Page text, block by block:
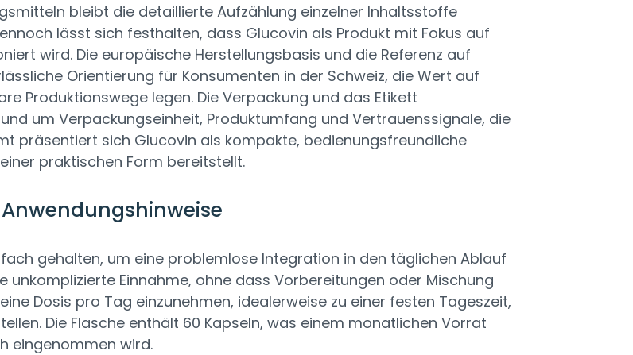
bleibt die detaillierte Aufzählung einzelner Inhaltsstoffe
lässt sich festhalten, dass Glucovin als Produkt mit Fokus auf
wird. Die europäische Herstellungsbasis und die Referenz auf
Orientierung für Konsumenten in der Schweiz, die Wert auf
Produktionswege legen. Die Verpackung und das Etikett
um Verpackungseinheit, Produktumfang und Vertrauenssignale, die
präsentiert sich Glucovin als kompakte, bedienungsfreundliche
praktischen Form bereitstellt.
gehalten, um eine problemlose Integration in den täglichen Ablauf
unkomplizierte Einnahme, ohne dass Vorbereitungen oder Mischung
Dosis pro Tag einzunehmen, idealerweise zu einer festen Tageszeit,
Die Flasche enthält 60 Kapseln, was einem monatlichen Vorrat
eingenommen wird.